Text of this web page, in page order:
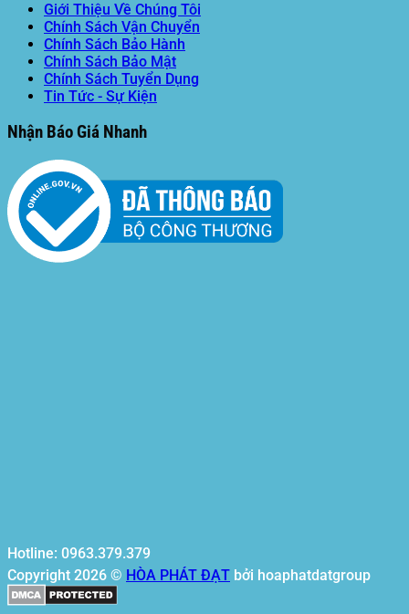
Giới Thiệu Về Chúng Tôi
Chính Sách Vận Chuyển
Chính Sách Bảo Hành
Chính Sách Bảo Mật
Chính Sách Tuyển Dụng
Tin Tức - Sự Kiện
Nhận Báo Giá Nhanh
Hotline: 0963.379.379
Copyright 2026 © HÒA PHÁT ĐẠT bởi hoaphatdatgroup